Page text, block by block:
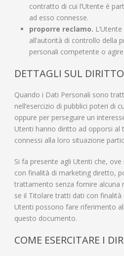
contratto di cui l’Utente è
ad esso connesse.
proporre reclamo.
all’autorità di controllo della
personali competente o
DETTAGLI SUL
Quando i Dati Personali sono
nell’esercizio di pubblici poteri di
oppure per perseguire un
Utenti hanno diritto ad opporsi
connessi alla loro situazione
Si fa presente agli Utenti che,
con finalità di marketing diretto,
trattamento senza fornire alcuna
se il Titolare tratti dati con
Utenti possono fare riferimento
questo documento.
COME ESERCITARE I